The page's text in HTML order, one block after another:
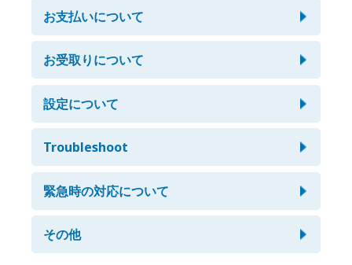
バッテリーはどのくらい保ちますか？
最大で4〜8時間、連続してご利用頂けます。弊社の端末
は、非通信時に自動的にバッテリーセーブ機能が作動しま
またモバイルバッテリーを無料でお付けしておりますの
で、バッテリーの保ちに関してはご心配なくご利用頂けま
紛失してしまった時や傷をつけてしまっ
はい、ご利用頂けます。ただし長時間の通話をご希望の場
合は、モバイルWi-Fi(データ通信無制限)を推奨させて頂い
ております。
定額プリペイドSIMカードを使って通話
SkypeやLINE等のデータ通信を使った通話ならばご利用頂
けますが、電話番号を使った通話やSMSはご利用頂けま
せん。
受取希望時間まで時間がないですが、ど
うすればいいですか？
customer@japan-wireless.com までメールにてご連絡
ください。
ご希望端末・受取日・期間・補償の有無・受取場所等のご
質問をさせて頂きます。
また急を要するご注文に対してはエクスプレス便（500
何日前までに注文すれば良いですか？
受取日の3日前までのご注文をお願いしております。
ご注文日が受取予定日まで3日以内だった場合にはお届け
お支払いについて
支払うのにPayPalのアカウントを作る必
要はありますか?
必ずしもご登録頂く必要はありません。お手持ちのJCB,
VISA, Master, AMMEXなどのクレジットカードを利用して
長期間のレンタルを希望しているのです
が、長期割引はありますか？
はい、長期割引をご用意しております。長期割引について
お受取りについて
受け取れる正確な時間を知りたいのです
が。
交通機関の乱れや受取日の二日以内のご注文で無い限り、
お荷物はお客様の受取希望日の前日夕方までには到着する
よう発送しております。
空港で受け取りたいのですがどうすれば
設定について
定額SIMカードを受け取りました。どう
設定すれば良いですか？
同封されております設定方法の説明用紙に従ってAPNを設
定してください。紛失された場合は、カスタマーセンター
までご連絡ください。
Troubleshoot
Having trouble connecting to the
internet or unable to charge? Solve
problems fast with our easy-to-
follow videos below.
緊急時の対応について
端末が紛失または盗難されてしまいまし
た。どうすれば良いですか？
その他